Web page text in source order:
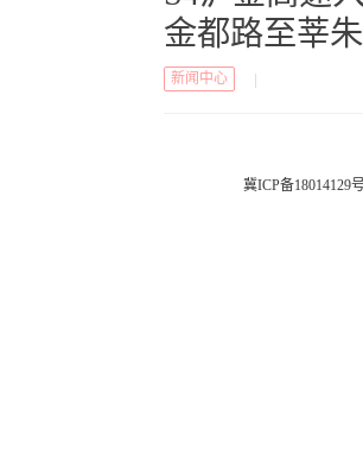
金都路至莘
新闻中心
冀ICP备18014129